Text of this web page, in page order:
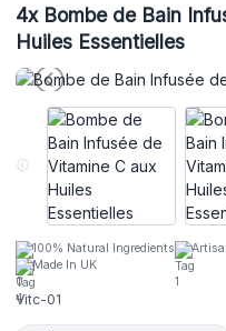
4xBombe de Bain
Huiles Essentielles
100% Natural Ingredients
Made In UK
Vitc-01